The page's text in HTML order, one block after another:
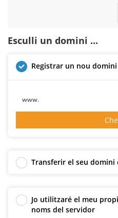
Esculli un domini ...
Registrar un nou domini
www.
Transferir el seu
Jo utilitzaré el meu
noms del servidor